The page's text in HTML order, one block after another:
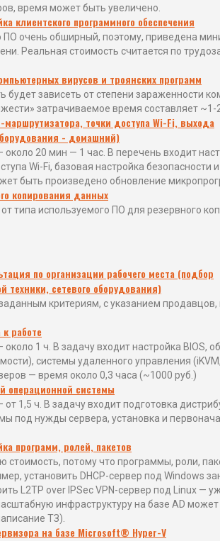
время может быть увеличено.
клиентского программного обеспечения
ПО очень обширный, поэтому, приведена
Реальная стоимость считается по
вирусов и троянских программ
будет зависеть от степени зараженности
затрачиваемое время составляет
маршрутизатора, точки доступа Wi-Fi, выхода
- домашний)
20 мин — 1 час. В перечень входит
Wi-Fi, базовая настройка безопасности
быть произведено обновление
копирования данных
типа используемого ПО для резервного
по организации рабочего места (подбор
техники, сетевого оборудования)
критериям, с указанием
работе
1 ч. В задачу входит настройка BIOS,
системы удаленного управления
— время около 0,3 часа (~1000 руб.)
операционной системы
1,5 ч. В задачу входит подготовка
под нужды сервера, установка и
программ, ролей, пакетов
стоимость, потому что программы, роли,
установить DHCP-сервер под Windows
L2TP over IPSec VPN-сервер под Linux —
инфраструктуру на базе AD
ТЗ).
на базе Microsoft® Hyper-V